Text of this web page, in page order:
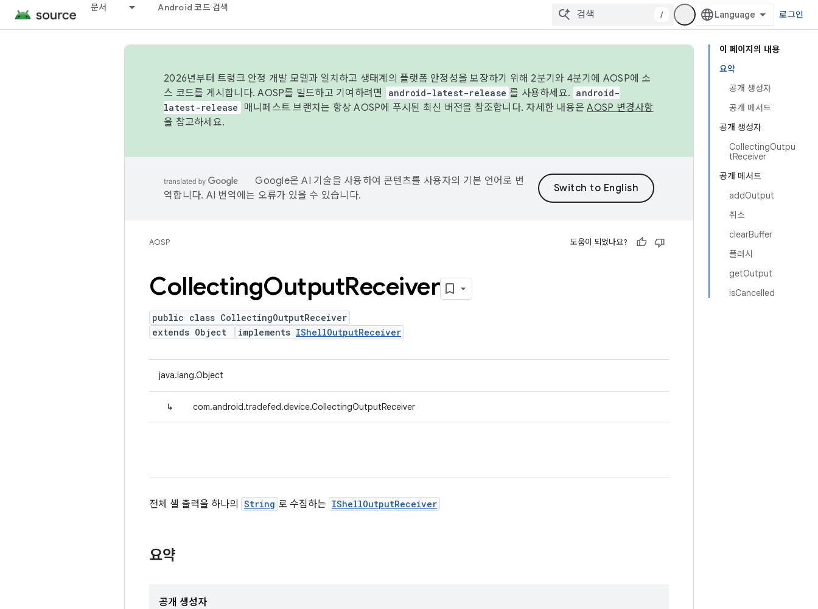
문서 Android 코드 검색
/ 로그인
이 페이지의 내용
요약
공개 생성자
공개 메서드
공개 생성자
CollectingOutpu
tReceiver
공개 메서드
addOutput
취소
clearBuffer
플러시
getOutput
isCancelled
2026년부터 트렁크 안정 개발 모델과 일치하고 생태계의 플랫폼 안정성을 보장하기 위해 2분기와 4분기에 AOSP에 소
스 코드를 게시합니다. AOSP를 빌드하고 기여하려면
android-latest-release 를 사용하세요. android-
latest-release
매니페스트 브랜치는 항상 AOSP에 푸시된 최신 버전을 참조합니다. 자세한 내용은AOSP 변경사항
을 참고하세요.
Google은 AI 기술을 사용하여 콘텐츠를 사용자의 기본 언어로 번
역합니다. AI 번역에는 오류가 있을 수 있습니다.
AOSP 도움이 되었나요?
CollectingOutputReceiver
public class CollectingOutputReceiver
extends Object
implements IShellOutputReceiver
java.lang.Object
↳ com.android.tradefed.device.CollectingOutputReceiver
전체 셸 출력을 하나의 String 로 수집하는 IShellOutputReceiver
요약
공개 생성자